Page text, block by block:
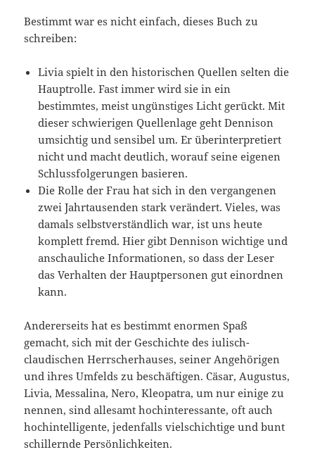
Bestimmt war es nicht einfach, dieses Buch zu
schreiben:
Livia spielt in den historischen Quellen selten die
Hauptrolle. Fast immer wird sie in ein
bestimmtes, meist ungünstiges Licht gerückt. Mit
dieser schwierigen Quellenlage geht Dennison
umsichtig und sensibel um. Er überinterpretiert
nicht und macht deutlich, worauf seine eigenen
Schlussfolgerungen basieren.
Die Rolle der Frau hat sich in den vergangenen
zwei Jahrtausenden stark verändert. Vieles, was
damals selbstverständlich war, ist uns heute
komplett fremd. Hier gibt Dennison wichtige und
anschauliche Informationen, so dass der Leser
das Verhalten der Hauptpersonen gut einordnen
kann.
Andererseits hat es bestimmt enormen Spaß
gemacht, sich mit der Geschichte des iulisch-
claudischen Herrscherhauses, seiner Angehörigen
und ihres Umfelds zu beschäftigen. Cäsar, Augustus,
Livia, Messalina, Nero, Kleopatra, um nur einige zu
nennen, sind allesamt hochinteressante, oft auch
hochintelligente, jedenfalls vielschichtige und bunt
schillernde Persönlichkeiten.